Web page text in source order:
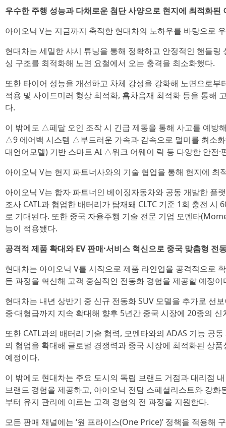
우수한 주행 성능과 다채로운 첨단 사양으로 현지에 최적화된
아이오닉 V는 지금까지 축적한 현대차의 노하우를 바탕으로
현대차는 세밀한 샤시 튜닝을 통해 정확하고 안정적인 핸들
싱 구조를 최적화해 노면 요철에서 오는 충격을 최소화했다.
또한 타이어 성능을 개선하고 차체 강성을 강화해 노면으로
적용 및 사이드미러 형상 최적화, 흡차음재 최적화 등을 통해
다.
이 밖에도 △페달 오인 조작 시 긴급 제동을 통해 사고를 예방
△9 에어백 시스템 △부드러운 가속과 감속으로 멀미를 최소
대언어모델) 기반 스마트 AI △워크 어웨이 락 등 다양한 안전·
아이오닉 V는 현지 파트너사와의 기술 협업을 통해 현지에 최
아이오닉 V는 합자 파트너인 베이징자동차와 공동 개발한 플
조사 CATL과 협업한 배터리가 탑재돼 CLTC 기준 1회 충전
로 기대된다. 또한 중국 자율주행 기술 전문 기업 모멘타
능이 적용됐다.
공격적 제품 확대와 EV 판매·서비스 혁신으로 중국 맞춤형 전
현대차는 아이오닉 V를 시작으로 제품 라인업을 공격적으로
든 과정을 혁신해 고객 중심적인 전동화 경험을 제공할 예정이
현대차는 내년 상반기 중 신규 전동화 SUV 모델을 추가로 선
중·대형급까지 지속 확대해 향후 5년간 중국 시장에 20종의
또한 CATL과의 배터리 기술 협력, 모멘타와의 ADAS 기능 공
의 협업을 확대해 글로벌 경쟁력과 중국 시장에 최적화된 상
예정이다.
이 밖에도 현대차는 주요 도시의 독립 브랜드 거점과 대리점
브랜드 경험을 제공하고, 아이오닉 전담 스페셜리스트와 강
부터 유지 관리에 이르는 고객 경험의 전 과정을 지원한다.
모든 판매 채널에는 ‘원 프라이스(One Price)’ 정책을 적용해